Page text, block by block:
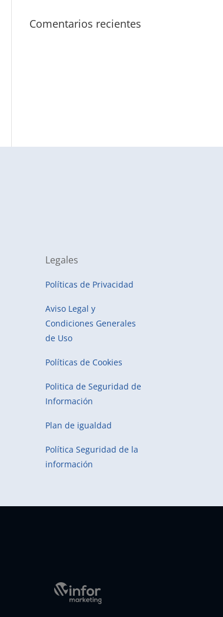
Comentarios recientes
Legales
Políticas de Privacidad
Aviso Legal y
Condiciones Generales
de Uso
Políticas de Cookies
Politica de Seguridad de
Información
Plan de igualdad
Política Seguridad de la
información